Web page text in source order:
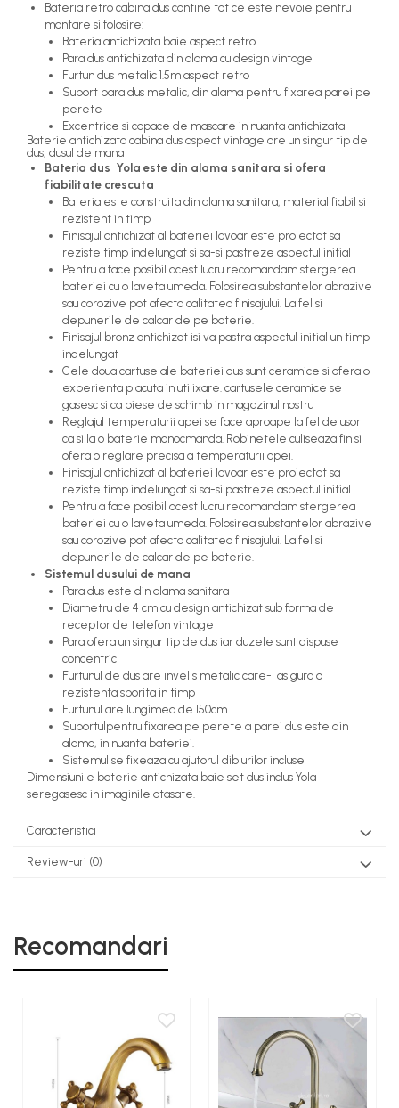
Bateria retro cabina dus contine tot ce este nevoie pentru
montare si folosire:
Bateria antichizata baie aspect retro
Para dus antichizata din alama cu design vintage
Furtun dus metalic 1.5m aspect retro
Suport para dus metalic, din alama pentru fixarea parei pe
perete
Excentrice si capace de mascare in nuanta antichizata
Baterie antichizata cabina dus aspect vintage are un singur tip de
dus, dusul de mana
Bateria dus Yola este din alama sanitara si ofera
fiabilitate crescuta
Bateria este construita din alama sanitara, material fiabil si
rezistent in timp
Finisajul antichizat al bateriei lavoar este proiectat sa
reziste timp indelungat si sa-si pastreze aspectul initial
Pentru a face posibil acest lucru recomandam stergerea
bateriei cu o laveta umeda. Folosirea substantelor abrazive
sau corozive pot afecta calitatea finisajului. La fel si
depunerile de calcar de pe baterie.
Finisajul bronz antichizat isi va pastra aspectul initial un timp
indelungat
Cele doua cartuse ale bateriei dus sunt ceramice si ofera o
experienta placuta in utilixare. cartusele ceramice se
gasesc si ca piese de schimb in magazinul nostru
Reglajul temperaturii apei se face aproape la fel de usor
ca si la o baterie monocmanda. Robinetele culiseaza fin si
ofera o reglare precisa a temperaturii apei.
Finisajul antichizat al bateriei lavoar este proiectat sa
reziste timp indelungat si sa-si pastreze aspectul initial
Pentru a face posibil acest lucru recomandam stergerea
bateriei cu o laveta umeda. Folosirea substantelor abrazive
sau corozive pot afecta calitatea finisajului. La fel si
depunerile de calcar de pe baterie.
Sistemul dusului de mana
Para dus este din alama sanitara
Diametru de 4 cm cu design antichizat sub forma de
receptor de telefon vintage
Para ofera un singur tip de dus iar duzele sunt dispuse
concentric
Furtunul de dus are invelis metalic care-i asigura o
rezistenta sporita in timp
Furtunul are lungimea de 150cm
Suportulpentru fixarea pe perete a parei dus este din
alama, in nuanta bateriei.
Sistemul se fixeaza cu ajutorul diblurilor incluse
Dimensiunile baterie antichizata baie set dus inclus Yola
seregasesc in imaginile atasate.
Caracteristici
Review-uri (0)
Recomandari